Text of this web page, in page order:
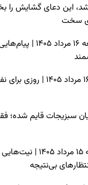
این دعای گشایش را
سخت
فال فرشتگان امروز
فال روزانه امروز جمعه
فال ابجد امروز پنجشنبه
بی‌نتیجه